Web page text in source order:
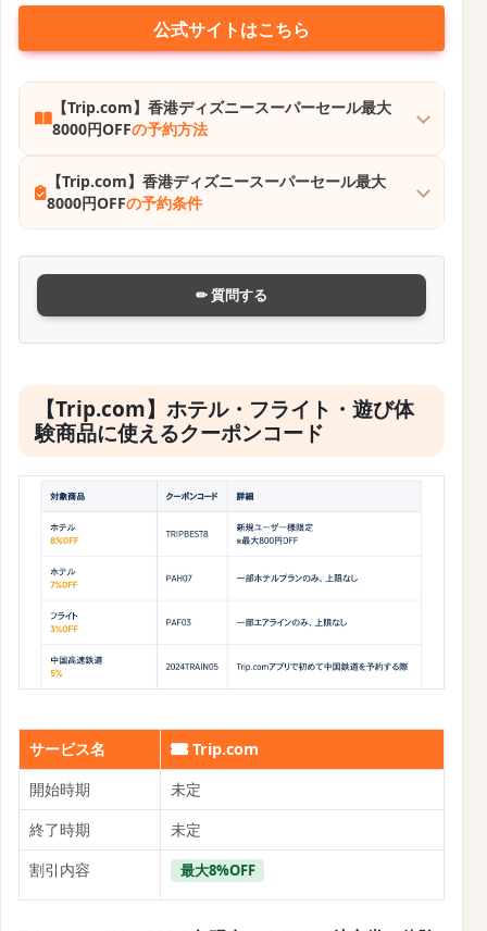
ユーザー向けの800円オフ、航空券ではユナイテッド
航空グアム便2,000円オフなど、サービスに応じた割引
コードが設定されています。
海外eSIMやテーマパーク入場、韓国や中国の鉄道予約
などにも使えるクーポンもあり、週末旅行や急な出張
をお得にサポートする内容となっています。
毎週曜ごとにクーポン内容は変わるため、定期的にチ
ェックすることで掘り出し物を見つけやすくなりま
ホテルがお得になる内容が多いですが、中には日本や
韓国、台湾、中国、タイなどで使えるクーポンを発行
していたりするので、直近でご旅行される方はぜひこ
ちらのキャンペーン情報をチェックしてみてくださ
い。
確認・配布中
公式サイトはこちら
【Trip.com】スーパーセールのクーポンキャンペーン
（毎週水曜日〜金曜日開催）
✏ 質問する